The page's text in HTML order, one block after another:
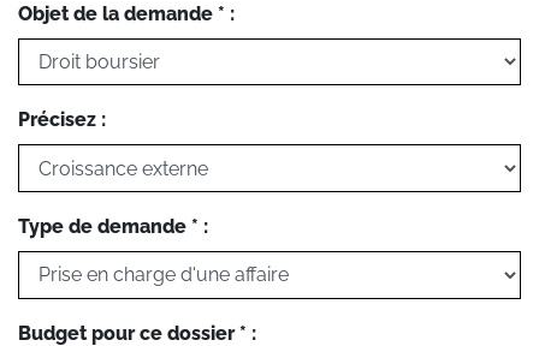
Objet de la demande * :
Précisez :
Type de demande * :
Budget pour ce dossier * :